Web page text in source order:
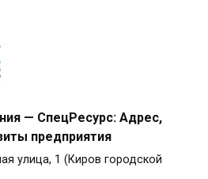
— СпецРесурс: Адрес,
предприятия
улица, 1 (Киров городской